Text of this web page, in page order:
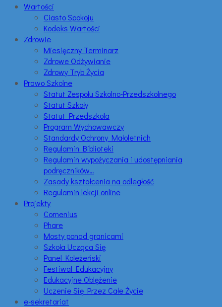
Wartości
Ciasto Spokoju
Kodeks Wartości
Zdrowie
Miesięczny Terminarz
Zdrowe Odżywianie
Zdrowy Tryb Życia
Prawo Szkolne
Statut Zespołu Szkolno-Przedszkolnego
Statut Szkoły
Statut Przedszkola
Program Wychowawczy
Standardy Ochrony Małoletnich
Regulamin Biblioteki
Regulamin wypożyczania i udostępniania
podręczników…
Zasady kształcenia na odległość
Regulamin lekcji online
Projekty
Comenius
Phare
Mosty ponad granicami
Szkoła Ucząca Się
Panel Koleżeński
Festiwal Edukacyjny
Edukacyjne Oblężenie
Uczenie Się Przez Całe Życie
e-sekretariat